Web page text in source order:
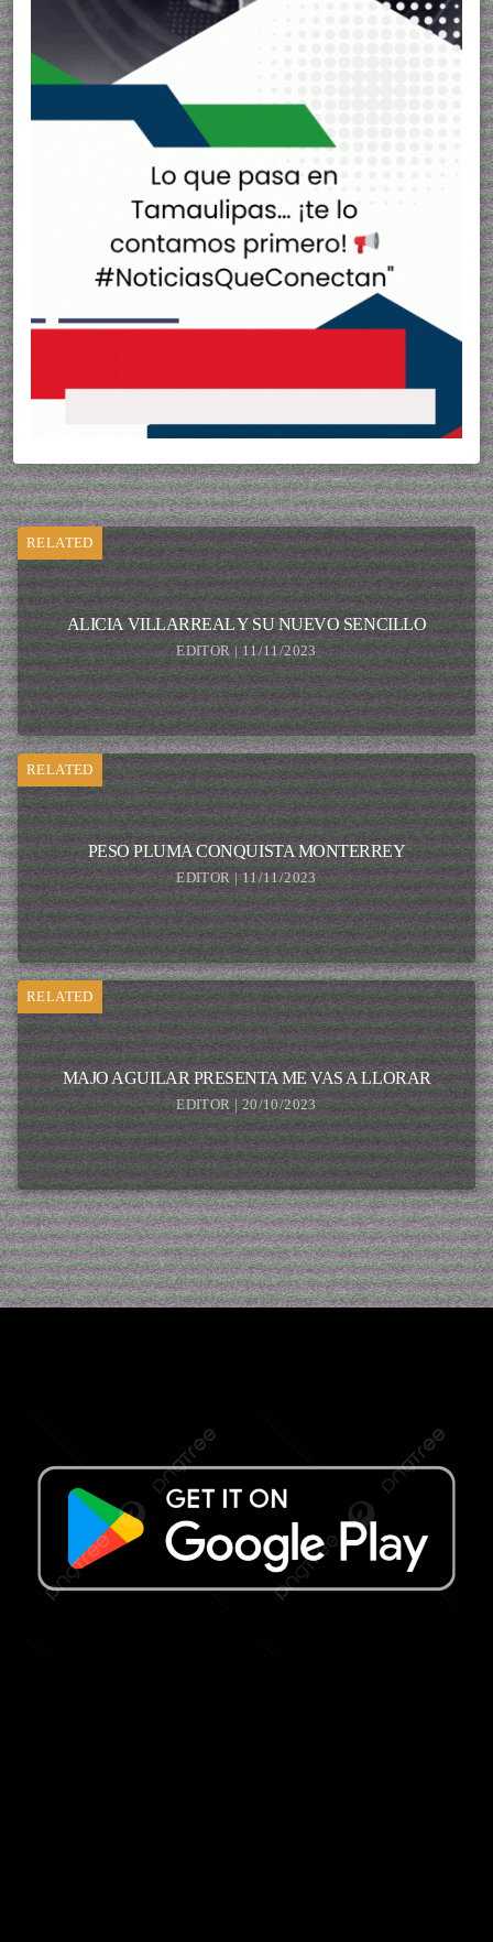
RELATED
ALICIA VILLARREAL Y SU NUEVO SENCILLO
EDITOR | 11/11/2023
RELATED
PESO PLUMA CONQUISTA MONTERREY
EDITOR | 11/11/2023
RELATED
MAJO AGUILAR PRESENTA ME VAS A LLORAR
EDITOR | 20/10/2023